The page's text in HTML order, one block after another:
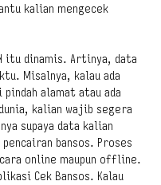
kalian mengecek
itu dinamis. Artinya, data
Misalnya, kalau ada
alamat atau ada
kalian wajib segera
supaya data kalian
bansos. Proses
online maupun offline.
Cek Bansos. Kalau